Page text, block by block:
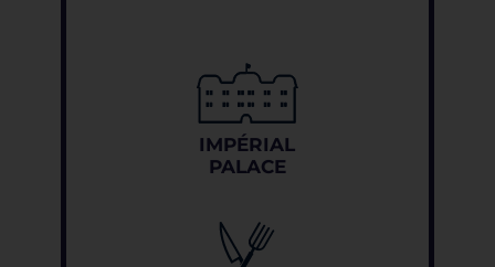
IMPÉRIAL
PALACE